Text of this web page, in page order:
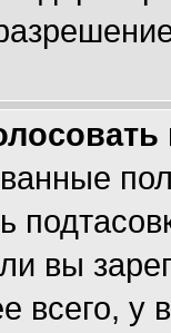
вы
всего,